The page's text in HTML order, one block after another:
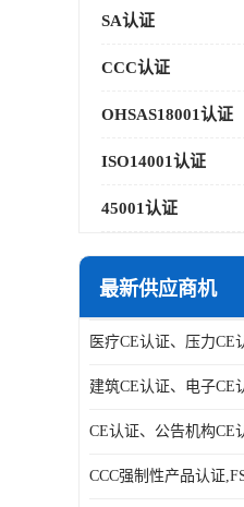
SA认证
CCC认证
OHSAS18001认证
ISO14001认证
45001认证
最新供应商机